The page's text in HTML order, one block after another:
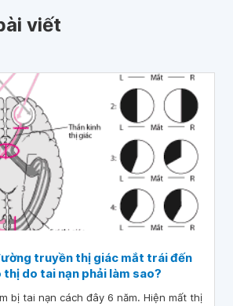
viết
truyền thị giác mắt trái đến
thị do tai nạn phải làm sao?
bị tai nạn cách đây 6 năm. Hiện mất thị